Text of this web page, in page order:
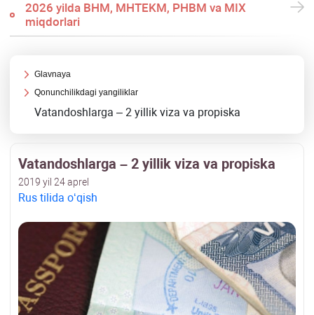
2026 yilda BHM, MHTEKM, PHBM va MIX
miqdorlari
Glavnaya
Qonunchilikdagi yangiliklar
Vatandoshlarga – 2 yillik viza va propiska
Vatandoshlarga – 2 yillik viza va propiska
2019 yil 24 aprel
Rus tilida oʻqish